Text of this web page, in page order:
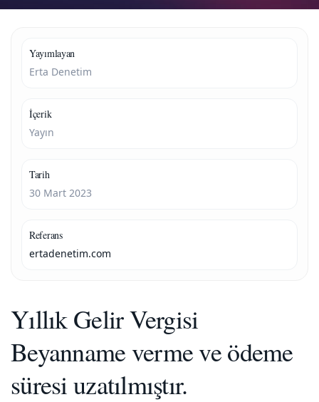
Yayımlayan
Erta Denetim
İçerik
Yayın
Tarih
30 Mart 2023
Referans
ertadenetim.com
Yıllık Gelir Vergisi
Beyanname verme ve ödeme
süresi uzatılmıştır.